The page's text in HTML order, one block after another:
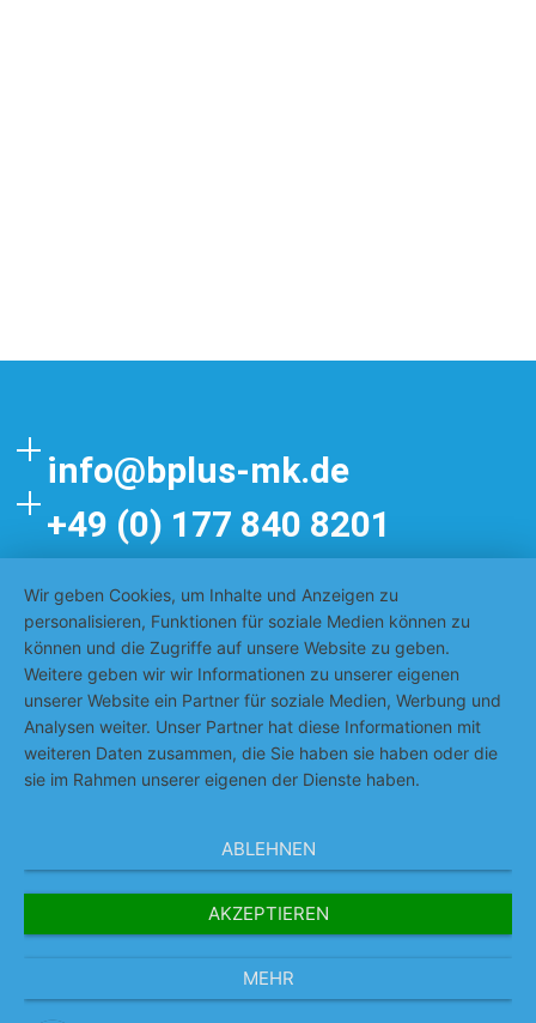
info@bplus-mk.de
+49 (0) 177 840 8201
Impressum
Datenschutzerklärung
AGB
Referenzen
Team
Wir geben Cookies, um Inhalte und Anzeigen zu
personalisieren, Funktionen für soziale Medien können zu
können und die Zugriffe auf unsere Website zu geben.
Weitere geben wir wir Informationen zu unserer eigenen
unserer Website ein Partner für soziale Medien, Werbung und
Analysen weiter. Unser Partner hat diese Informationen mit
weiteren Daten zusammen, die Sie haben sie haben oder die
sie im Rahmen unserer eigenen der Dienste haben.
ABLEHNEN
AKZEPTIEREN
MEHR